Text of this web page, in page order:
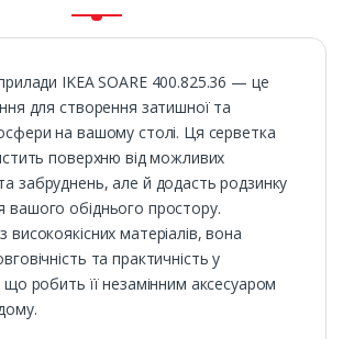
IKEA SOARE 400.825.36 — це
для створення затишної та
на вашому столі. Ця серветка
поверхню від можливих
забруднень, але й додасть родзинку
обіднього простору.
високоякісних матеріалів, вона
та практичність у
що робить її незамінним аксесуаром